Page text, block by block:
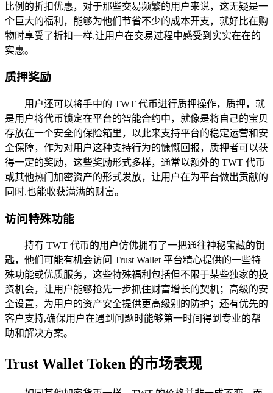
比例的折扣优惠，对于那些交易频繁的用户来说，这无疑是一
个巨大的福利，能够为他们节省不少的成本开支，就好比在购
物时享受了折扣一样,让用户在交易过程中感受到实实在在的
实惠。
质押奖励
用户还可以将手中的 TWT 代币进行质押操作，质押，就
是用户将代币锁定在平台的智能合约中，就像是将自己的宝贝
存放在一个安全的保险箱里，以此来支持平台的稳定运营和安
全保障，作为对用户这种支持行为的慷慨回报，质押者可以获
得一定的奖励，这些奖励形式多样，通常以额外的 TWT 代币
或其他热门加密资产的形式发放，让用户在为平台做出贡献的
同时,也能收获满满的财富。
访问特殊功能
持有 TWT 代币的用户仿佛拥有了一把通往神秘宝藏的钥
匙，他们可能有机会访问 Trust Wallet 平台精心提供的一些特
殊功能或优质服务，这些特殊福利包括但不限于某些独家的投
资机会，让用户能够抢先一步抓住财富增长的契机；高级的安
全设置，为用户的资产安全提供更高级别的防护；还有优先的
客户支持,确保用户在遇到问题时能够第一时间得到专业的帮
助和解决方案。
Trust Wallet Token 的市场表现